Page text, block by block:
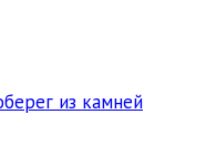
из камней